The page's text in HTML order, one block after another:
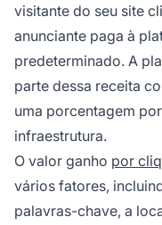
visitante do seu site
anunciante paga à
predeterminado. A
parte dessa receita
uma porcentagem
infraestrutura.
O valor ganho por
vários fatores,
palavras-chave, a